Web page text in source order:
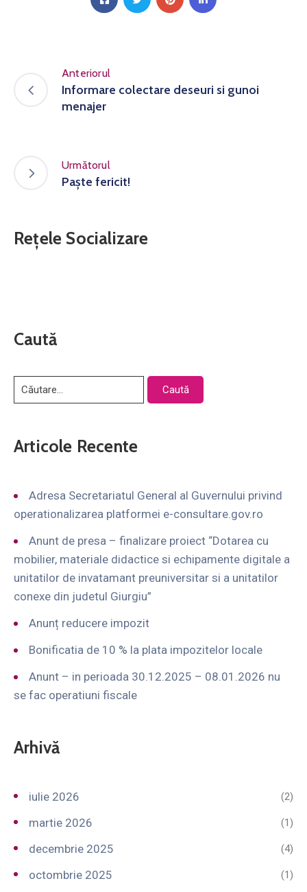
Anteriorul
Informare colectare deseuri si gunoi
menajer
Următorul
Paște fericit!
Rețele Socializare
Caută
Articole Recente
Adresa Secretariatul General al Guvernului privind
operationalizarea platformei e-consultare.gov.ro
Anunt de presa – finalizare proiect “Dotarea cu
mobilier, materiale didactice si echipamente digitale a
unitatilor de invatamant preuniversitar si a unitatilor
conexe din judetul Giurgiu”
Anunț reducere impozit
Bonificatia de 10 % la plata impozitelor locale
Anunt – in perioada 30.12.2025 – 08.01.2026 nu
se fac operatiuni fiscale
Arhivă
iulie 2026 (2)
martie 2026 (1)
decembrie 2025 (4)
octombrie 2025 (1)